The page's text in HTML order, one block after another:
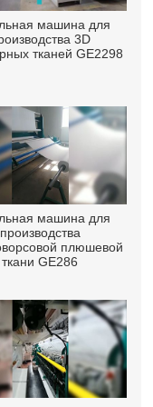
машина для
3D
тканей GE2298
машина для
производства
плюшевой
ткани GE286